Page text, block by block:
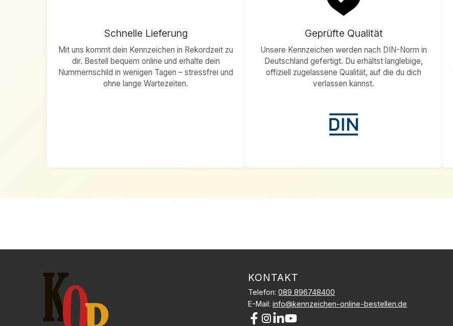
Schnelle Lieferung
Mit uns kommt dein Kennzeichen in Rekordzeit zu
dir. Bestell bequem online und erhalte dein
Nummernschild in wenigen Tagen – stressfrei und
ohne lange Wartezeiten.
Geprüfte Qualität
Unsere Kennzeichen werden nach DIN-Norm in
Deutschland gefertigt. Du erhältst langlebige,
offiziell zugelassene Qualität, auf die du dich
verlassen kannst.
KONTAKT
Telefon:089 896748400
E-Mail:info@kennzeichen-online-bestellen.de